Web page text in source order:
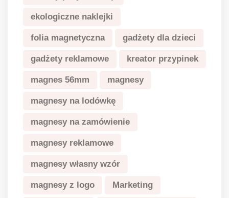
ekologiczne naklejki
folia magnetyczna gadżety dla dzieci
gadżety reklamowe kreator przypinek
magnes 56mm magnesy
magnesy na lodówkę
magnesy na zamówienie
magnesy reklamowe
magnesy własny wzór
magnesy z logo Marketing